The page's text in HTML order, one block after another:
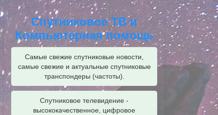
Спутниковое ТВ и
Компьютерная помощь
Самые свежие спутниковые новости,
самые свежие и актуальные спутниковые
транспондеры (частоты).
Спутниковое телевидение -
высококачественное, цифровое